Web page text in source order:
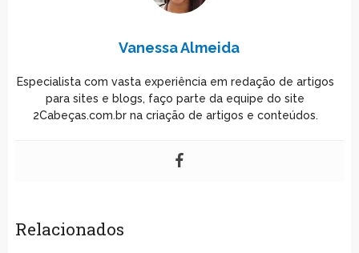
Vanessa Almeida
Especialista com vasta experiência em redação de artigos
para sites e blogs, faço parte da equipe do site
2Cabeças.com.br na criação de artigos e conteúdos.
Relacionados